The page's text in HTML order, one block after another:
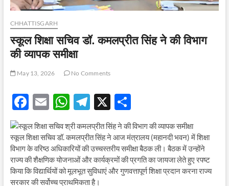
CHHATTISGARH
स्कूल शिक्षा सचिव डॉ. कमलप्रीत सिंह ने की विभाग
की व्यापक समीक्षा
May 13, 2026 No Comments
F
ac
e
b
o
E
m
ail
W
h
at
s
A
T
el
e
gr
a
X S
h
ar
e
स्कूल शिक्षा सचिव डॉ. कमलप्रीत सिंह ने आज मंत्रालय (महानदी भवन) में शिक्षा
विभाग के वरिष्ठ अधिकारियों की उच्चस्तरीय समीक्षा बैठक ली। बैठक में उन्होंने
राज्य की शैक्षणिक योजनाओं और कार्यक्रमों की प्रगति का जायजा लेते हुए रपष्ट
किया कि विद्यार्थियों को मूलभूत सुविधाएं और गुणवत्तापूर्ण शिक्षा प्रदान करना राज्य
सरकार की सर्वोच्च प्राथमिकता है।